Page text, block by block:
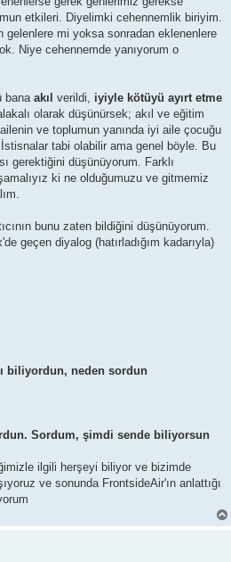
etkileri. Diyelimki cehennemlik biriyim.
gelenlere mi yoksa sonradan eklenenlere
Niye cehennemde yanıyorum o
bana akıl verildi, iyiyle kötüyü ayırt etme
olarak düşünürsek; akıl ve eğitim
ve toplumun yanında iyi aile çocuğu
tabi olabilir ama genel böyle. Bu
gerektiğini düşünüyorum. Farklı
ki ne olduğumuzu ve gitmemiz
bunu zaten bildiğini düşünüyorum.
geçen diyalog (hatırladığım kadarıyla)
biliyordun, neden sordun
Sordum, şimdi sende biliyorsun
ilgili herşeyi biliyor ve bizimde
ve sonunda FrontsideAir'ın anlattığı